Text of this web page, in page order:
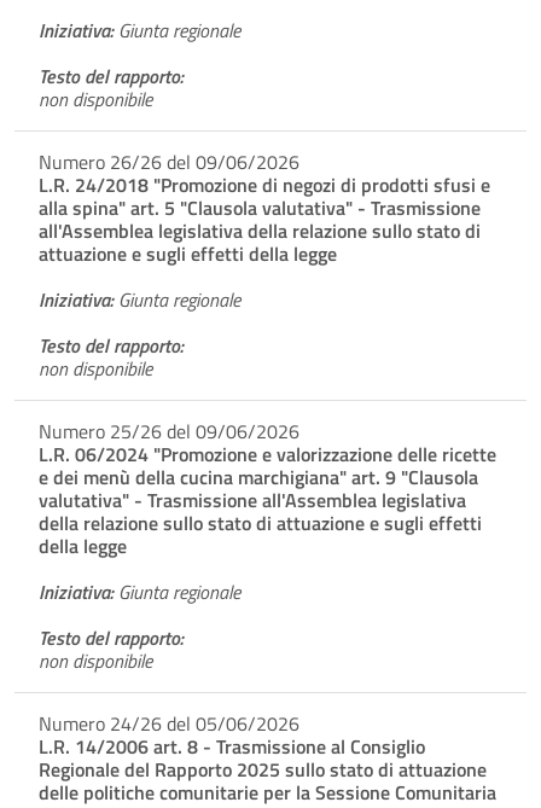
Iniziativa:Giunta regionale
Testo del rapporto:
non disponibile
Numero 26/26 del 09/06/2026
L.R. 24/2018 "Promozione di negozi di prodotti sfusi e
alla spina" art. 5 "Clausola valutativa" - Trasmissione
all'Assemblea legislativa della relazione sullo stato di
attuazione e sugli effetti della legge
Iniziativa:Giunta regionale
Testo del rapporto:
non disponibile
Numero 25/26 del 09/06/2026
L.R. 06/2024 "Promozione e valorizzazione delle ricette
e dei menù della cucina marchigiana" art. 9 "Clausola
valutativa" - Trasmissione all'Assemblea legislativa
della relazione sullo stato di attuazione e sugli effetti
della legge
Iniziativa:Giunta regionale
Testo del rapporto:
non disponibile
Numero 24/26 del 05/06/2026
L.R. 14/2006 art. 8 - Trasmissione al Consiglio
Regionale del Rapporto 2025 sullo stato di attuazione
delle politiche comunitarie per la Sessione Comunitaria